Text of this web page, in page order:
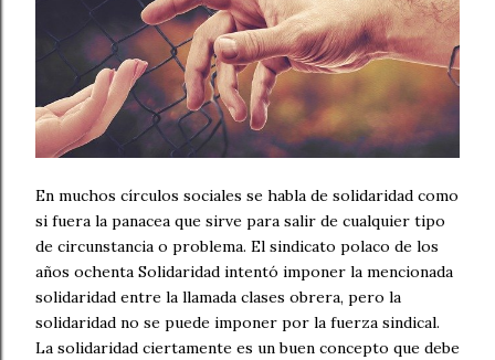
En muchos círculos sociales se habla de solidaridad como
si fuera la panacea que sirve para salir de cualquier tipo
de circunstancia o problema. El sindicato polaco de los
años ochenta Solidaridad intentó imponer la mencionada
solidaridad entre la llamada clases obrera, pero la
solidaridad no se puede imponer por la fuerza sindical.
La solidaridad ciertamente es un buen concepto que debe